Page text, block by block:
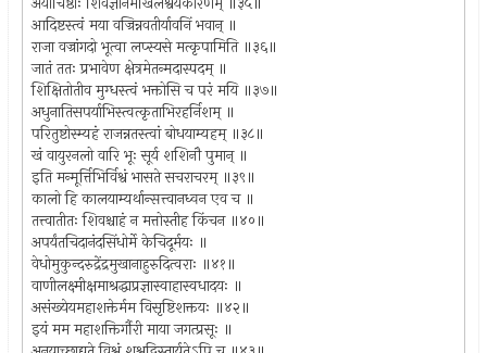
आदिष्टस्त्वं मया वज्रिन्नवतीर्यावनिं भवान् ॥
राजा वज्रांगदो भूत्वा लप्स्यसे मत्कृपामिति ॥३६॥
जातं ततः प्रभावेण क्षेत्रमेतन्मदास्पदम् ॥
शिक्षितोतीव मुग्धस्त्वं भक्तोसि च परं मयि ॥३७॥
अधुनातिसपर्याभिस्त्वत्कृताभिरहर्निशम् ॥
परितुष्टोस्म्यहं राजन्नतस्त्वां बोधयाम्यहम् ॥३८॥
खं वायुरनलो वारि भूः सूर्य शशिनौ पुमान् ॥
इति मन्मूर्त्तिभिर्विश्वं भासते सचराचरम् ॥३९॥
कालो हि कालयाम्यर्थान्सत्त्वानध्वन एव च ॥
तत्त्वातीतः शिवश्चाहं न मत्तोस्तीह किंचन ॥४०॥
अपर्यंतचिदानंदसिंधोर्मे केचिदूर्मयः ॥
वेधोमुकुन्दरुद्रेंद्रमुखानाहुरुदित्वराः ॥४१॥
वाणीलक्ष्मीक्षमाश्रद्धाप्रज्ञास्वाहास्वधादयः ॥
असंख्येयमहाशक्तेर्मम विसृष्टिशक्तयः ॥४२॥
इयं मम महाशक्तिर्गौरी माया जगत्प्रसूः ॥